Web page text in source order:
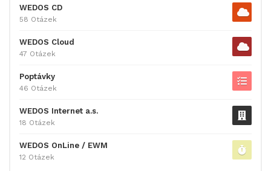
WEDOS CD
58 Otázek
WEDOS Cloud
47 Otázek
Poptávky
46 Otázek
WEDOS Internet a.s.
18 Otázek
WEDOS OnLine / EWM
12 Otázek